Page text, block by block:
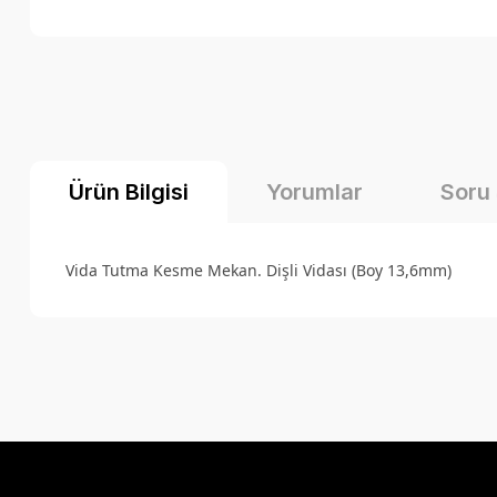
Ürün Bilgisi Yorumlar Soru
Vida Tutma Kesme Mekan. Dişli Vidası (Boy 13,6mm)
Ürün resmi kalitesiz, bozuk veya görüntülenemiyor.